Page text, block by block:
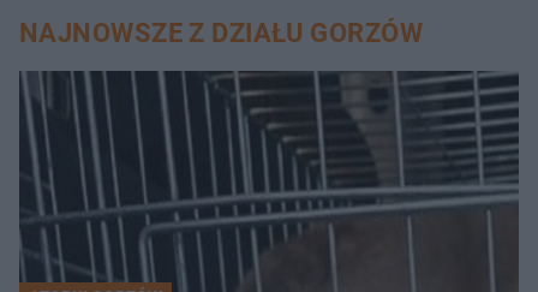
NAJNOWSZE Z DZIAŁU GORZÓW